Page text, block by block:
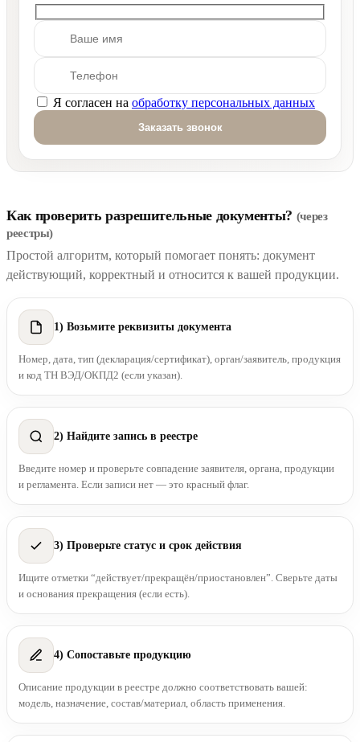
Оставьте это поле пустым.
Я согласен на обработку персональных данных
Как проверить разрешительные документы? (через
реестры)
Простой алгоритм, который помогает понять: документ
действующий, корректный и относится к вашей продукции.
1) Возьмите реквизиты документа
Номер, дата, тип (декларация/сертификат), орган/заявитель, продукция
и код ТН ВЭД/ОКПД2 (если указан).
2) Найдите запись в реестре
Введите номер и проверьте совпадение заявителя, органа, продукции
и регламента. Если записи нет — это красный флаг.
3) Проверьте статус и срок действия
Ищите отметки “действует/прекращён/приостановлен”. Сверьте даты
и основания прекращения (если есть).
4) Сопоставьте продукцию
Описание продукции в реестре должно соответствовать вашей:
модель, назначение, состав/материал, область применения.